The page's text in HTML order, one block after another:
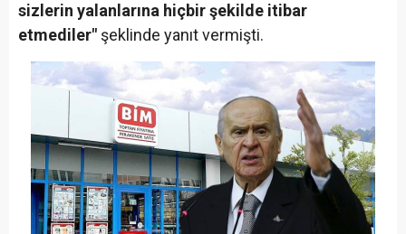
sizlerin yalanlarına hiçbir şekilde itibar
etmediler" şeklinde yanıt vermişti.